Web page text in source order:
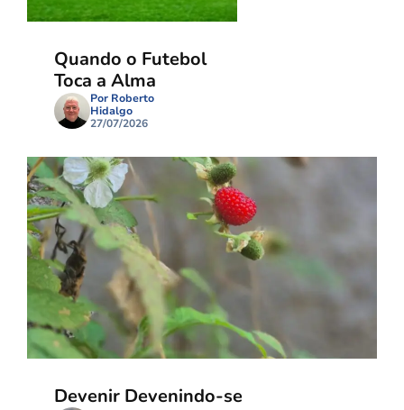
Quando o Futebol
Toca a Alma
Por Roberto
Hidalgo
27/07/2026
Devenir Devenindo-se